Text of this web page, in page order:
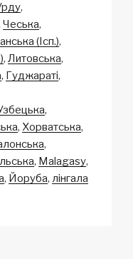
Чеська
(Ісп.)
Литовська
Гуджараті
Хорватська
Malagasy
Йоруба лінгала